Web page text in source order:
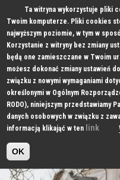
Ta witryna wykorzystuje pliki
Twoim komputerze. Pliki cookies
najwyższym poziomie, w tym w
Korzystanie z witryny bez zmiany
będą one zamieszczane w Twoim
możesz dokonać zmiany ustawień
związku z nowymi wymaganiami
określonymi w Ogólnym
RODO), niniejszym przedstawiamy
danych osobowych w związku z
informacją klikająć w ten link
OK